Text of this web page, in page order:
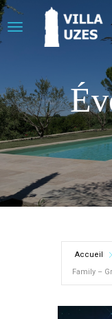
Accueil
Family –